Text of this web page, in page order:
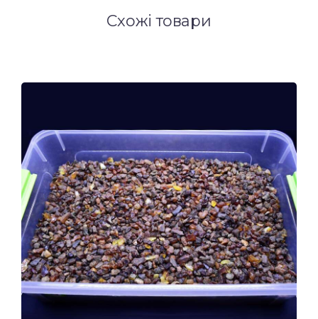
Схожі товари